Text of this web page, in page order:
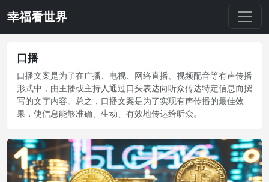
幸福看世界
口播
口播文案是为了在广播、电视、网络直播、视频配音等有声传播
形式中，由主播或主持人通过口头表达向听众传达特定信息而撰
写的文字内容。总之，口播文案是为了实现有声传播的最佳效
果，使信息能够准确、生动、有效地传达给听众。